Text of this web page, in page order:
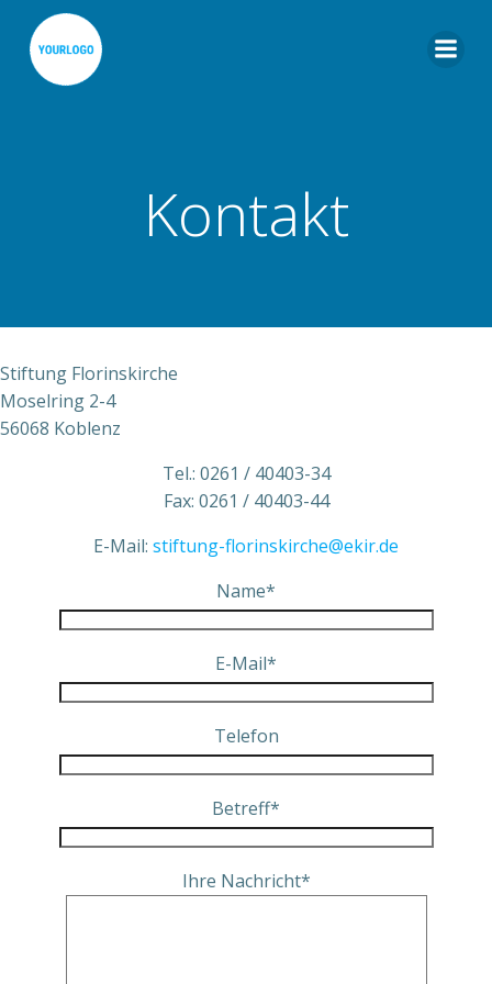
Kontakt
Stiftung Florinskirche
Moselring 2-4
56068 Koblenz
Tel.: 0261 / 40403-34
Fax: 0261 / 40403-44
E-Mail: stiftung-florinskirche@ekir.de
Name*
E-Mail*
Telefon
Betreff*
Ihre Nachricht*